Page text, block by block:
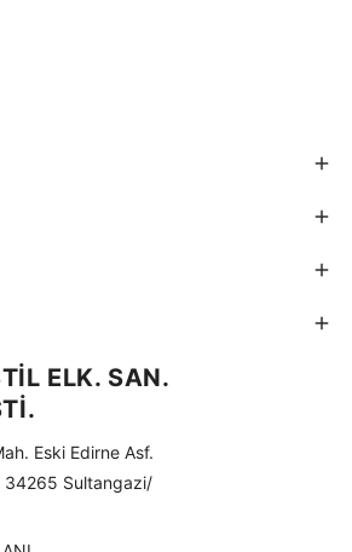
ELK. SAN.
Eski Edirne Asf.
Sultangazi/